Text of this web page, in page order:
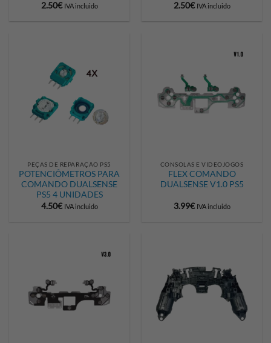
2.50€ IVA incluido
2.50€ IVA incluido
PEÇAS DE REPARAÇÃO PS5
POTENCIÔMETROS PARA
COMANDO DUALSENSE
PS5 4 UNIDADES
4.50€ IVA incluido
CONSOLAS E VIDEOJOGOS
FLEX COMANDO
DUALSENSE V1.0 PS5
3.99€ IVA incluido